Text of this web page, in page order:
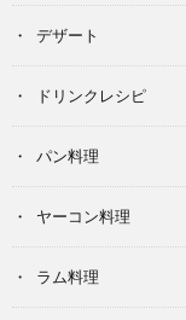
デザート
ドリンクレシピ
パン料理
ヤーコン料理
ラム料理